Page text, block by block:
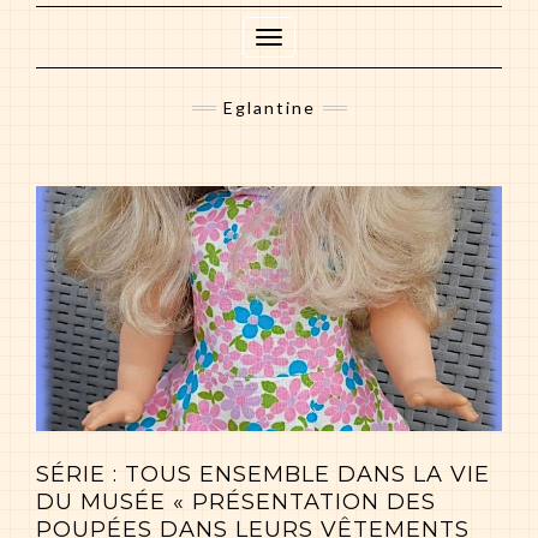
Toggle
Navigation
Eglantine
SÉRIE : TOUS ENSEMBLE DANS LA VIE
DU MUSÉE « PRÉSENTATION DES
POUPÉES DANS LEURS VÊTEMENTS